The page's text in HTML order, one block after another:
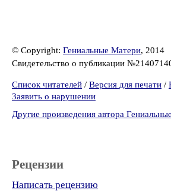
© Copyright: Гениальные Матери, 2014
Свидетельство о публикации
Список читателей / Версия для печати /
Заявить о нарушении
Другие произведения автора
Рецензии
Написать рецензию